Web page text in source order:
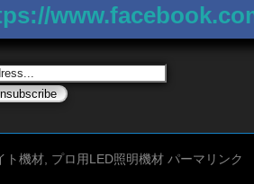
ト機材 プロ用LED照明機材 パーマリンク